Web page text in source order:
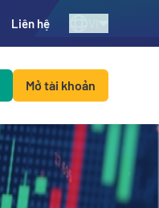
Liên hệ
Mở tài khoản